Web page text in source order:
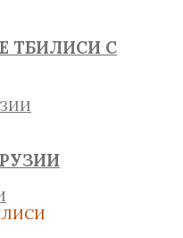
ТБИЛИСИ С